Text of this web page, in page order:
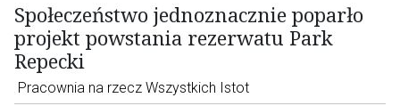
Społeczeństwo jednoznacznie poparło
projekt powstania rezerwatu Park
Repecki
Pracownia na rzecz Wszystkich Istot